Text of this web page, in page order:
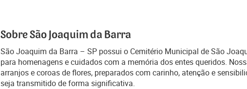
Sobre São Joaquim da Barra
São Joaquim da Barra – SP possui o Cemitério Municipal de São
para homenagens e cuidados com a memória dos entes queridos.
arranjos e coroas de flores, preparados com carinho, atenção e
seja transmitido de forma significativa.